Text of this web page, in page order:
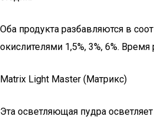
Оба продукта разбавляются в
окислителями 1,5%, 3%, 6%. Время
Matrix Light Master (Матрикс)
Эта осветляющая пудра